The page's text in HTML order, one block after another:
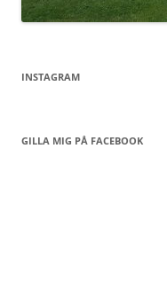
INSTAGRAM
GILLA MIG PÅ FACEBOOK